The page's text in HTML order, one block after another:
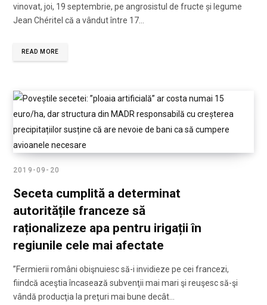
vinovat, joi, 19 septembrie, pe angrosistul de fructe și legume
Jean Chéritel că a vândut între 17…
READ MORE
2019-09-20
Seceta cumplită a determinat
autoritățile franceze să
raționalizeze apa pentru irigații în
regiunile cele mai afectate
”Fermierii români obişnuiesc să-i invidieze pe cei francezi,
fiindcă aceştia încasează subvenţii mai mari şi reuşesc să-şi
vândă producţia la preţuri mai bune decât…